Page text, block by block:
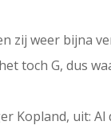
zij weer bijna
toch G, dus
Kopland, uit: